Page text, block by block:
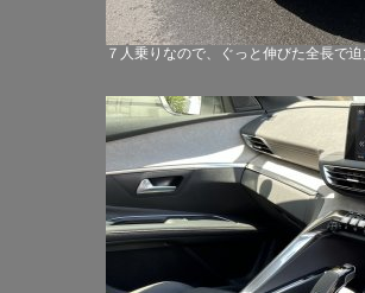
７人乗りなので、ぐっと伸びた全長で